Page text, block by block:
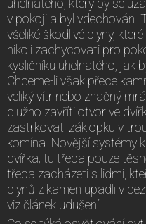
uhelnatého, který by se
v pokoji a byl vdechován.
všeliké škodlivé plyny,
nikoli zachycovati pro
kysličníku uhelnatého, jak
Chceme-li však přece
veliký vítr nebo značný
dlužno zavříti otvor ve
zastrkovati záklopku v
komína. Novější systémy
dvířka; tu třeba pouze
třeba zacházeti s lidmi,
plynů z kamen upadli v
viz článek udušení.